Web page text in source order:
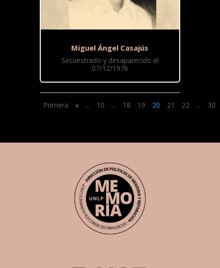
Miguel Ángel Casajús
Secuestrado y desaparecido el
07/12/1976
Primera « ... 10 ... 18 19 20 21 22 ... 30